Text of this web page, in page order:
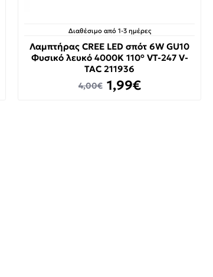
Διαθέσιμο από 1-3 ημέρες
Λαμπτήρας CREE LED σπότ 6W GU10
Φυσικό λευκό 4000K 110° VT-247 V-
TAC 211936
1,99€
4,00€